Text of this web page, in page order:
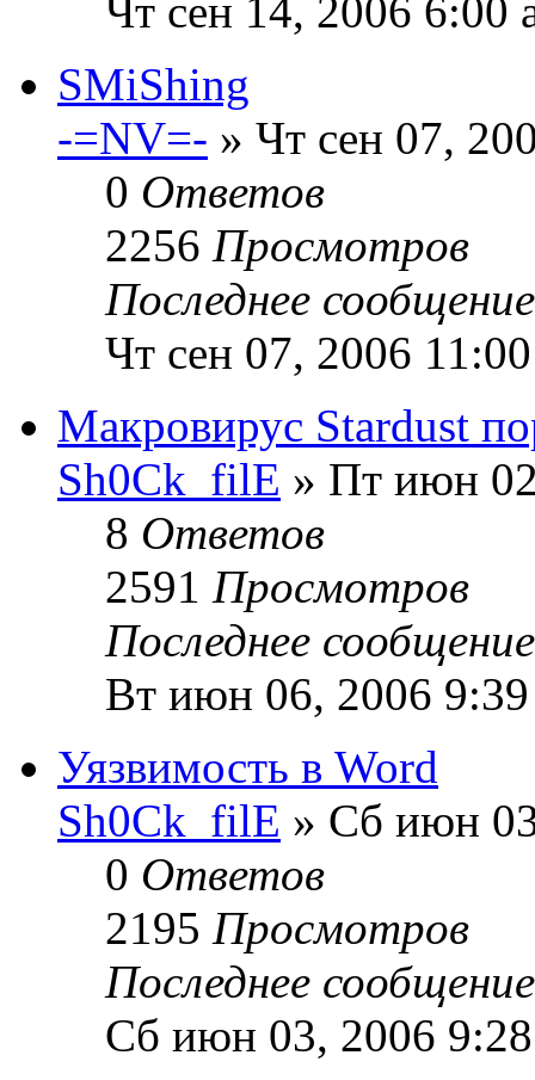
Чт сен 14, 2006 6:00
SMiShing
-=NV=- » Чт сен 07,
0 Ответов
2256 Просмотров
Последнее
Чт сен 07, 2006
Макровирус Stardust
Sh0Ck_filE » Пт июн
8 Ответов
2591 Просмотров
Последнее
Вт июн 06, 2006 9:39
Уязвимость в Word
Sh0Ck_filE » Сб июн
0 Ответов
2195 Просмотров
Последнее
Сб июн 03, 2006